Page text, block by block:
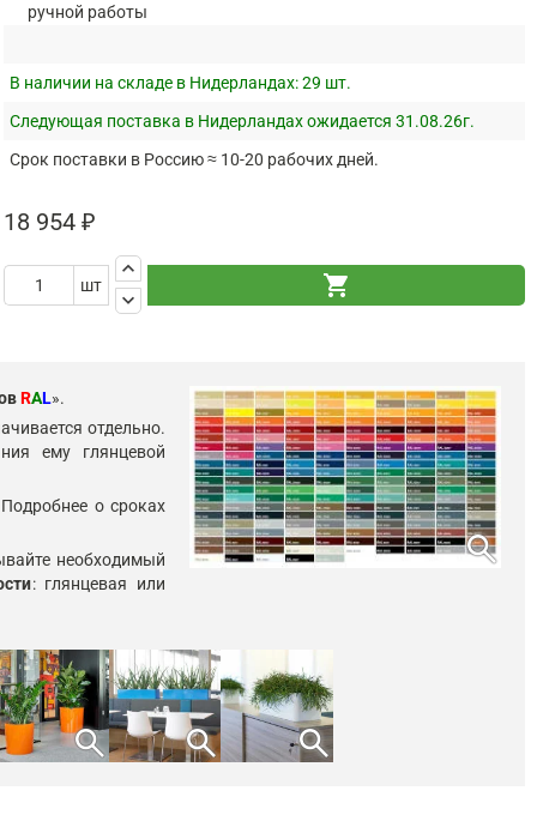
ручной работы
В наличии на складе в Нидерландах:29 шт.
Следующая поставка в Нидерландах ожидается 31.08.26г.
Срок поставки в Россию ≈ 10-20 рабочих дней.
18 954 ₽
шт
keyboard_arrow_up
keyboard_arrow_down
shopping_cart
search
RAL».
отдельно.
ему глянцевой
о сроках
необходимый
: глянцевая или
search search search